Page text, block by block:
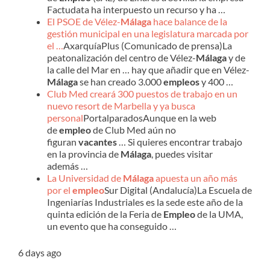
Factudata ha interpuesto un recurso y ha …
El PSOE de Vélez-Málaga hace balance de la
gestión municipal en una legislatura marcada por
el …AxarquíaPlus (Comunicado de prensa)La
peatonalización del centro de Vélez-Málagay de
la calle del Mar en … hay que añadir que en Vélez-
Málagase han creado 3.000empleosy 400 …
Club Med creará 300 puestos de trabajo en un
nuevo resort de Marbella y ya busca
personalPortalparadosAunque en la web
deempleode Club Med aún no
figuran vacantes… Si quieres encontrar trabajo
en la provincia de Málaga, puedes visitar
además …
La Universidad de Málagaapuesta un año más
por el empleoSur Digital (Andalucía)La Escuela de
Ingeniarías Industriales es la sede este año de la
quinta edición de la Feria de Empleode la UMA,
un evento que ha conseguido …
6 days ago